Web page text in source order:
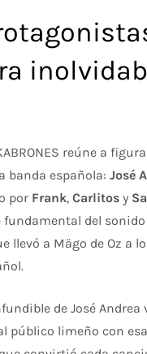
reúne a
banda española:José
por Frank,Carlitos y
del sonido
llevó a Mägo de Oz a
de José Andrea
público limeño con